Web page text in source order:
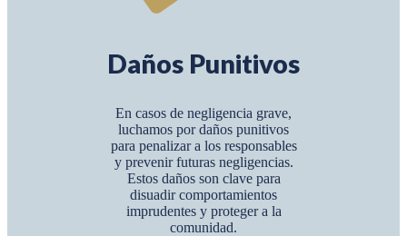
Daños Punitivos
En casos de negligencia grave,
luchamos por daños punitivos
para penalizar a los responsables
y prevenir futuras negligencias.
Estos daños son clave para
disuadir comportamientos
imprudentes y proteger a la
comunidad.